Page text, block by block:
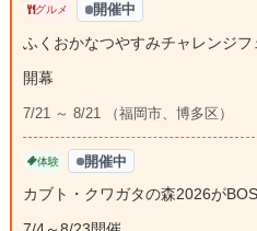
グルメ 開催中
ふくおかなつやすみチャレンジ
開幕
7/21 ～ 8/21 （福岡市、博多区）
体験 開催中
カブト・クワガタの森2026が